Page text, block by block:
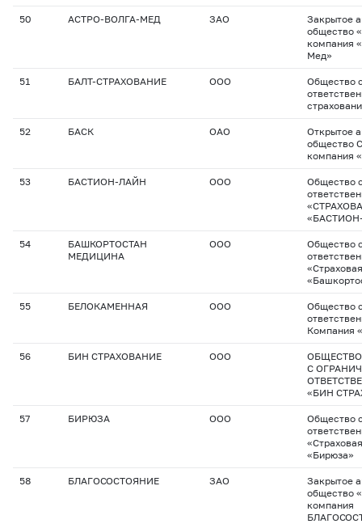
50 АСТРО-ВОЛГА-МЕД ЗАО
Закрытое
общество
компания
Мед»
51 БАЛТ-СТРАХОВАНИЕ ООО
Общество
52 БАСК ОАО
Открытое
общество
компания
53 БАСТИОН-ЛАЙН ООО
Общество
54
БАШКОРТОСТАН
МЕДИЦИНА
ООО
Общество
55 БЕЛОКАМЕННАЯ ООО
Общество
Компания
56 БИН СТРАХОВАНИЕ ООО
ОБЩЕСТВО
С
«БИН
57 БИРЮЗА ООО
Общество
«Бирюза»
58 БЛАГОСОСТОЯНИЕ ЗАО
Закрытое
общество
компания